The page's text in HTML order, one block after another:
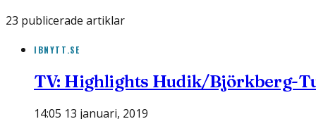
23 publicerade artiklar
IBNYTT.SE
TV: Highlights Hudik/Björkberg-
14:05 13 januari, 2019